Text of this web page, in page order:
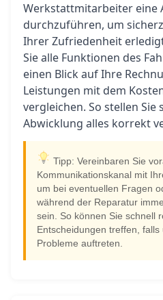
Werkstattmitarbeiter eine
durchzuführen, um
Ihrer Zufriedenheit
Sie alle Funktionen des
einen Blick auf Ihre
Leistungen mit dem
vergleichen. So stellen Sie
Abwicklung alles korrekt
Tipp: Vereinbaren Sie
Kommunikationskanal mit
um bei eventuellen Fragen
während der Reparatur
sein. So können Sie schnell
Entscheidungen treffen,
Probleme auftreten.